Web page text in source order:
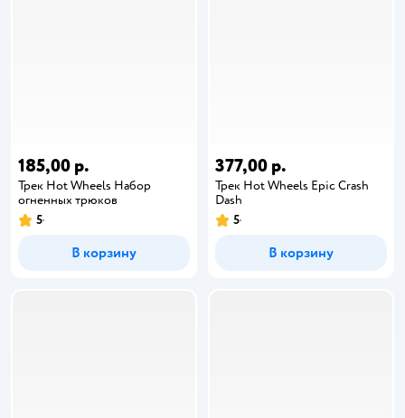
185,00 р.
Трек Hot Wheels Набор
огненных трюков
5
В корзину
377,00 р.
Трек Hot Wheels Epic Crash
Dash
5
В корзину